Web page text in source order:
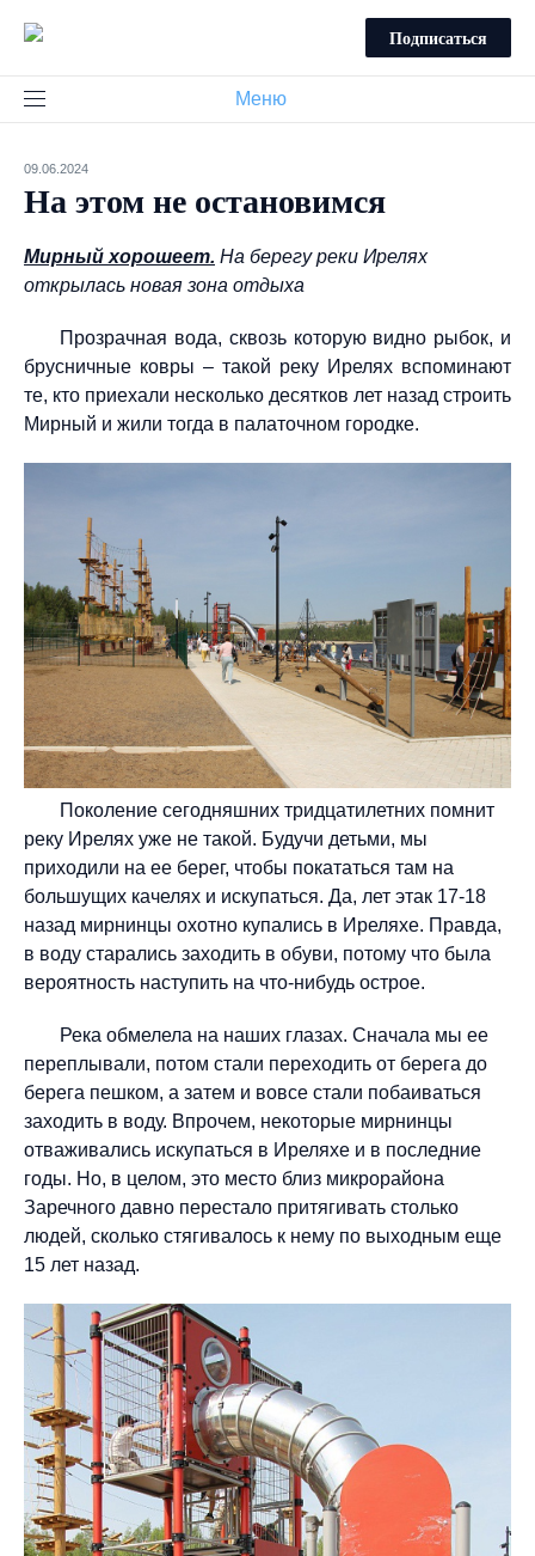
Подписаться
Меню
09.06.2024
На этом не остановимся
Мирный хорошеет. На берегу реки Ирелях
открылась новая зона отдыха
Прозрачная вода, сквозь которую видно рыбок, и
брусничные ковры – такой реку Ирелях вспоминают
те, кто приехали несколько десятков лет назад строить
Мирный и жили тогда в палаточном городке.
Поколение сегодняшних тридцатилетних помнит
реку Ирелях уже не такой. Будучи детьми, мы
приходили на ее берег, чтобы покататься там на
большущих качелях и искупаться. Да, лет этак 17-18
назад мирнинцы охотно купались в Иреляхе. Правда,
в воду старались заходить в обуви, потому что была
вероятность наступить на что-нибудь острое.
Река обмелела на наших глазах. Сначала мы ее
переплывали, потом стали переходить от берега до
берега пешком, а затем и вовсе стали побаиваться
заходить в воду. Впрочем, некоторые мирнинцы
отваживались искупаться в Иреляхе и в последние
годы. Но, в целом, это место близ микрорайона
Заречного давно перестало притягивать столько
людей, сколько стягивалось к нему по выходным еще
15 лет назад.